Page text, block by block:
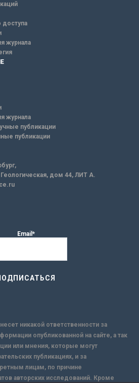
доступа
журнала
журнала
публикации
публикации
дом 44, ЛИТ А.
Email*
никакой ответственности за
опубликованной на сайте, а так
или мнения, которые могут
публикациях, и за
лицам, по причине
авторских исследований. Кроме